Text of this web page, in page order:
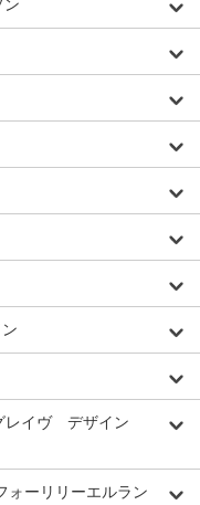
ン
レイヴ デザイン
ォーリリーエルラン